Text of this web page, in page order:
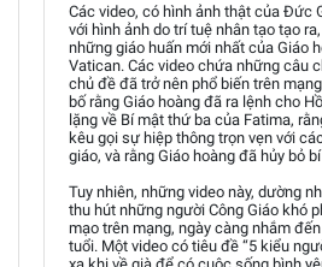
Các video, có hình ảnh thật của Đức
với hình ảnh do trí tuệ nhân tạo tạo
những giáo huấn mới nhất của Giáo
Vatican. Các video chứa những câu
chủ đề đã trở nên phổ biến trên
bố rằng Giáo hoàng đã ra lệnh cho
lặng về Bí mật thứ ba của Fatima,
kêu gọi sự hiệp thông trọn vẹn với
giáo, và rằng Giáo hoàng đã hủy bỏ
Tuy nhiên, những video này, dường
thu hút những người Công Giáo khó
mạo trên mạng, ngày càng nhắm
tuổi. Một video có tiêu đề “5 kiểu